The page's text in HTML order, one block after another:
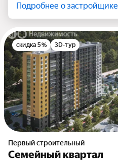
Подробнее о застройщике
скидка 5% 3D-тур
Первый строительный
Семейный квартал